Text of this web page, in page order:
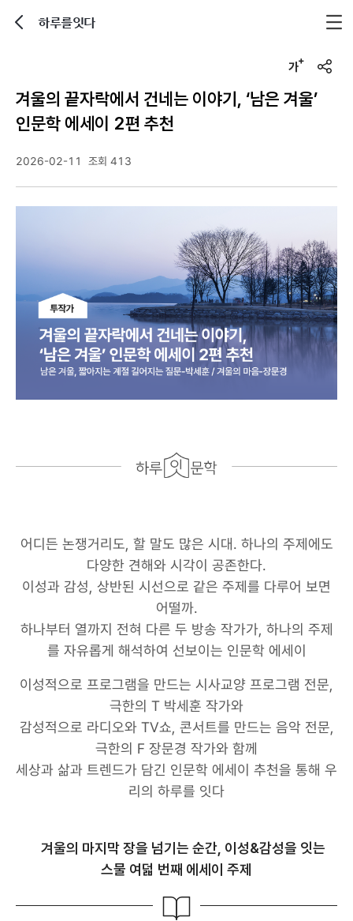
하루를잇다
u
겨울의 끝자락에서 건네는 이야기, ‘남은 겨울’
인문학 에세이 2편 추천
2026-02-11 조회 413
어디든 논쟁거리도, 할 말도 많은 시대. 하나의 주제에도
다양한 견해와 시각이 공존한다.
이성과 감성, 상반된 시선으로 같은 주제를 다루어 보면
어떨까.
하나부터 열까지 전혀 다른 두 방송 작가가, 하나의 주제
를 자유롭게 해석하여 선보이는 인문학 에세이
이성적으로 프로그램을 만드는 시사교양 프로그램 전문,
극한의 T 박세훈 작가와
감성적으로 라디오와 TV쇼, 콘서트를 만드는 음악 전문,
극한의 F 장문경 작가와 함께
세상과 삶과 트렌드가 담긴 인문학 에세이 추천을 통해 우
리의 하루를 잇다
겨울의 마지막 장을 넘기는 순간, 이성&감성을 잇는
스물 여덟 번째 에세이 주제